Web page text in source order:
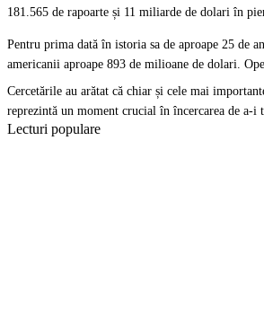
181.565 de rapoarte și 11 miliarde de dolari în
Pentru prima dată în istoria sa de aproape 25 de
americanii aproape 893 de milioane de dolari.
Cercetările au arătat că chiar și cele mai
reprezintă un moment crucial în încercarea de a-
Lecturi populare